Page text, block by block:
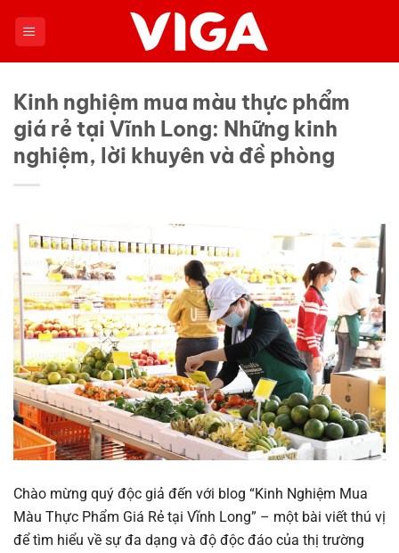
Kinh nghiệm mua màu thực phẩm
giá rẻ tại Vĩnh Long: Những kinh
nghiệm, lời khuyên và đề phòng
Chào mừng quý độc giả đến với blog “Kinh Nghiệm Mua
Màu Thực Phẩm Giá Rẻ tại Vĩnh Long” – một bài viết thú vị
để tìm hiểu về sự đa dạng và độ độc đáo của thị trường